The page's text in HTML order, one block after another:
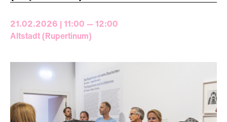
21.02.2026 | 11:00 — 12:00
Altstadt (Rupertinum)